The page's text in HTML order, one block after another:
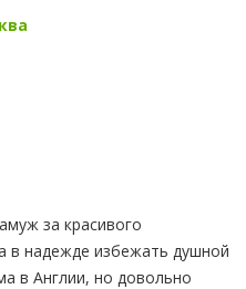
за красивого
в надежде избежать душной
в Англии, но довольно